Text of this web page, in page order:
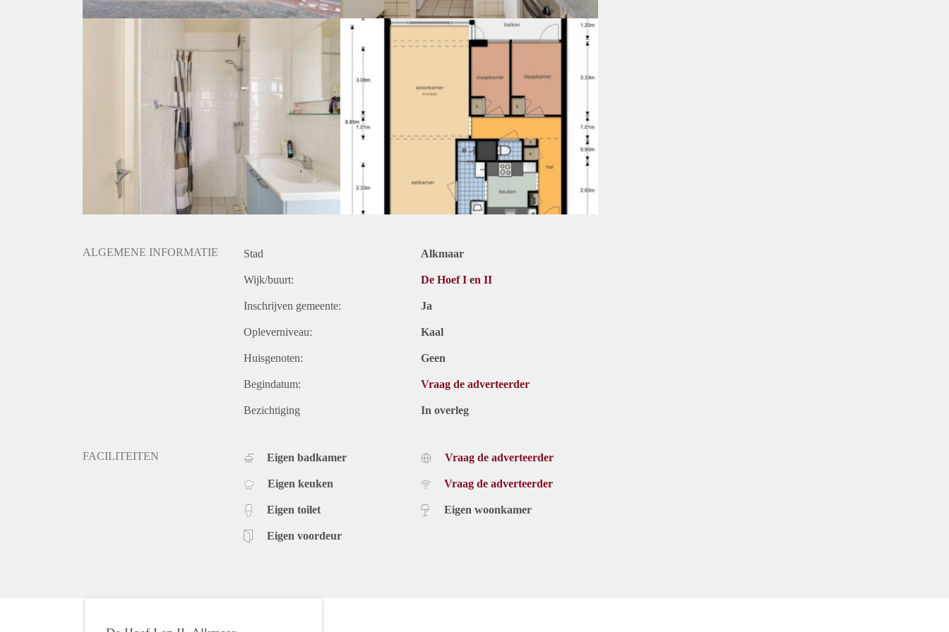
ALGEMENE INFORMATIE Stad Alkmaar
Wijk/buurt: De Hoef I en II
Inschrijven gemeente: Ja
Opleverniveau: Kaal
Huisgenoten: Geen
Begindatum: Vraag de adverteerder
Bezichtiging In overleg
FACILITEITEN Eigen badkamer
Eigen keuken
Eigen toilet
Eigen voordeur
Vraag de adverteerder
Vraag de adverteerder
Eigen woonkamer